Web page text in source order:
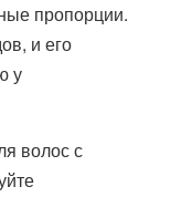
пропорции.
и его
у
волос с